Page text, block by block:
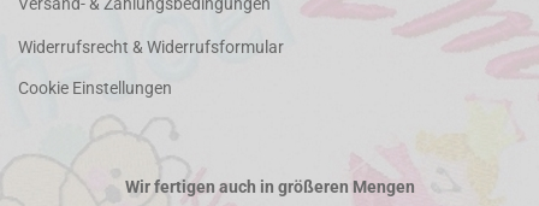
Widerrufsrecht & Widerrufsformular
Cookie Einstellungen
Wir fertigen auch in größeren Mengen